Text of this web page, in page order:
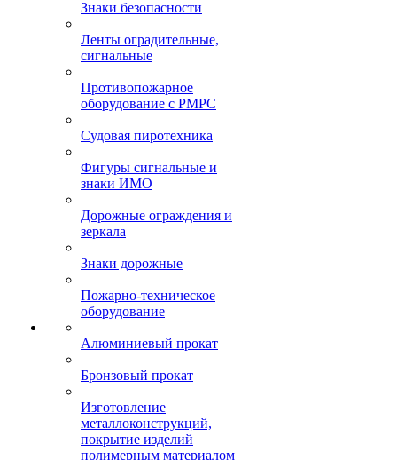
Знаки безопасности
Ленты оградительные,
сигнальные
Противопожарное
оборудование с РМРС
Судовая пиротехника
Фигуры сигнальные и
знаки ИМО
Дорожные ограждения и
зеркала
Знаки дорожные
Пожарно-техническое
оборудование
Алюминиевый прокат
Бронзовый прокат
Изготовление
металлоконструкций,
покрытие изделий
полимерным материалом